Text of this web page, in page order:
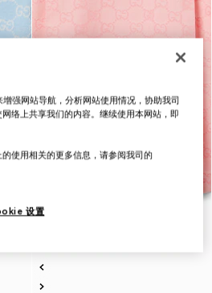
强网站导航，分析网站使用情况，协助我司
络上共享我们的内容。继续使用本网站，即
使用相关的更多信息，请参阅我司的
设置